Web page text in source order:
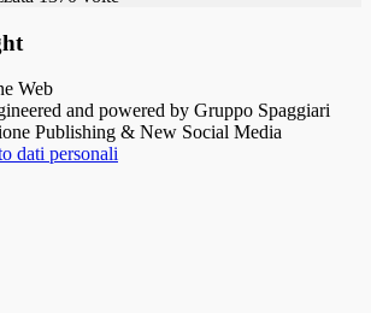
and powered by Gruppo Spaggiari
Publishing & New Social Media
dati personali